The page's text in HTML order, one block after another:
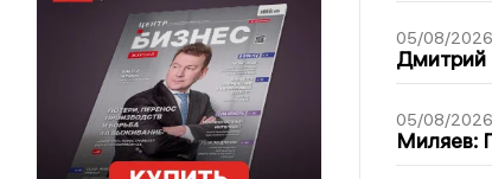
05/08/2026
Дмитрий
05/08/2026
Миляев: